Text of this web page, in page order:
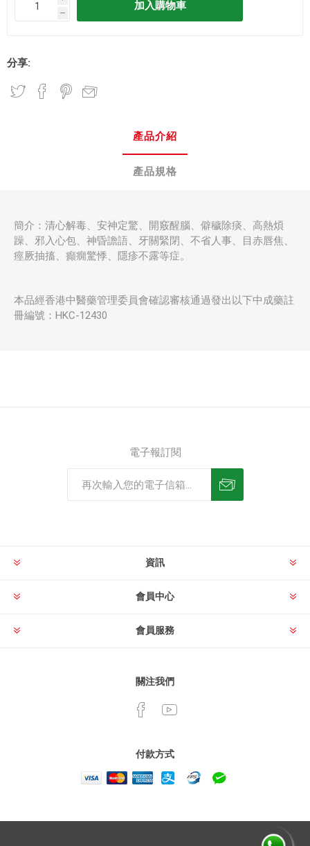
h
分享:
產品介紹
產品規格
簡介：清心解毒、安神定驚、開竅醒腦、僻穢除痰、高熱煩
躁、邪入心包、神昏譫語、牙關緊閉、不省人事、目赤唇焦、
痙厥抽搐、癲癇驚悸、隱疹不露等症。
本品經香港中醫藥管理委員會確認審核通過發出以下中成藥註
冊編號：HKC-12430
電子報訂閱
資訊
會員中心
會員服務
關注我們
付款方式